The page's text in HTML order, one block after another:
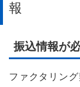
報
振込情報が
ファクタリン